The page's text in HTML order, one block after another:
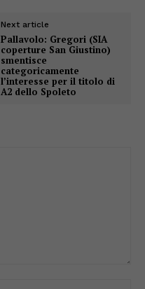
Next article
Pallavolo: Gregori (SIA
coperture San Giustino)
smentisce
categoricamente
l’interesse per il titolo di
A2 dello Spoleto